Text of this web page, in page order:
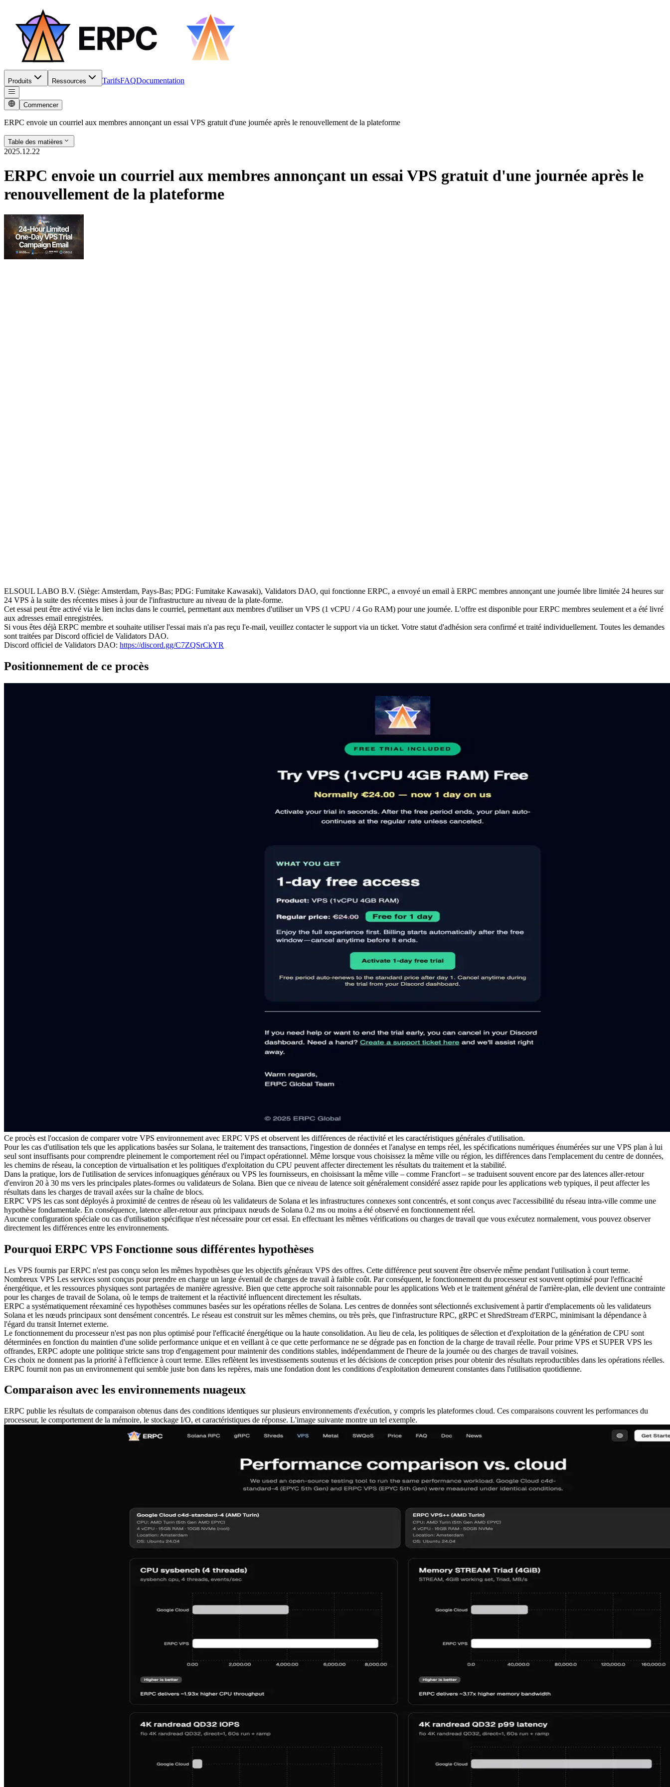
Produits Ressources TarifsFAQDocumentation
Commencer
ERPC envoie un courriel aux membres annonçant un essai VPS gratuit d'une journée après le renouvellement de la plateforme
Table des matières
2025.12.22
ERPC envoie un courriel aux membres annonçant un essai VPS gratuit d'une journée après le
renouvellement de la plateforme
ELSOUL LABO B.V. (Siège: Amsterdam, Pays-Bas; PDG: Fumitake Kawasaki), Validators DAO, qui fonctionne ERPC, a envoyé un email à ERPC membres annonçant une journée libre limitée 24 heures sur
24 VPS à la suite des récentes mises à jour de l'infrastructure au niveau de la plate-forme.
Cet essai peut être activé via le lien inclus dans le courriel, permettant aux membres d'utiliser un VPS (1 vCPU / 4 Go RAM) pour une journée. L'offre est disponible pour ERPC membres seulement et a été livré
aux adresses email enregistrées.
Si vous êtes déjà ERPC membre et souhaite utiliser l'essai mais n'a pas reçu l'e-mail, veuillez contacter le support via un ticket. Votre statut d'adhésion sera confirmé et traité individuellement. Toutes les demandes
sont traitées par Discord officiel de Validators DAO.
Discord officiel de Validators DAO: https://discord.gg/C7ZQSrCkYR
Positionnement de ce procès
Ce procès est l'occasion de comparer votre VPS environnement avec ERPC VPS et observent les différences de réactivité et les caractéristiques générales d'utilisation.
Pour les cas d'utilisation tels que les applications basées sur Solana, le traitement des transactions, l'ingestion de données et l'analyse en temps réel, les spécifications numériques énumérées sur une VPS plan à lui
seul sont insuffisants pour comprendre pleinement le comportement réel ou l'impact opérationnel. Même lorsque vous choisissez la même ville ou région, les différences dans l'emplacement du centre de données,
les chemins de réseau, la conception de virtualisation et les politiques d'exploitation du CPU peuvent affecter directement les résultats du traitement et la stabilité.
Dans la pratique, lors de l'utilisation de services infonuagiques généraux ou VPS les fournisseurs, en choisissant la même ville – comme Francfort – se traduisent souvent encore par des latences aller-retour
d'environ 20 à 30 ms vers les principales plates-formes ou validateurs de Solana. Bien que ce niveau de latence soit généralement considéré assez rapide pour les applications web typiques, il peut affecter les
résultats dans les charges de travail axées sur la chaîne de blocs.
ERPC VPS les cas sont déployés à proximité de centres de réseau où les validateurs de Solana et les infrastructures connexes sont concentrés, et sont conçus avec l'accessibilité du réseau intra-ville comme une
hypothèse fondamentale. En conséquence, latence aller-retour aux principaux nœuds de Solana 0.2 ms ou moins a été observé en fonctionnement réel.
Aucune configuration spéciale ou cas d'utilisation spécifique n'est nécessaire pour cet essai. En effectuant les mêmes vérifications ou charges de travail que vous exécutez normalement, vous pouvez observer
directement les différences entre les environnements.
Pourquoi ERPC VPS Fonctionne sous différentes hypothèses
Les VPS fournis par ERPC n'est pas conçu selon les mêmes hypothèses que les objectifs généraux VPS des offres. Cette différence peut souvent être observée même pendant l'utilisation à court terme.
Nombreux VPS Les services sont conçus pour prendre en charge un large éventail de charges de travail à faible coût. Par conséquent, le fonctionnement du processeur est souvent optimisé pour l'efficacité
énergétique, et les ressources physiques sont partagées de manière agressive. Bien que cette approche soit raisonnable pour les applications Web et le traitement général de l'arrière-plan, elle devient une contrainte
pour les charges de travail de Solana, où le temps de traitement et la réactivité influencent directement les résultats.
ERPC a systématiquement réexaminé ces hypothèses communes basées sur les opérations réelles de Solana. Les centres de données sont sélectionnés exclusivement à partir d'emplacements où les validateurs
Solana et les nœuds principaux sont densément concentrés. Le réseau est construit sur les mêmes chemins, ou très près, que l'infrastructure RPC, gRPC et ShredStream d'ERPC, minimisant la dépendance à
l'égard du transit Internet externe.
Le fonctionnement du processeur n'est pas non plus optimisé pour l'efficacité énergétique ou la haute consolidation. Au lieu de cela, les politiques de sélection et d'exploitation de la génération de CPU sont
déterminées en fonction du maintien d'une solide performance unique et en veillant à ce que cette performance ne se dégrade pas en fonction de la charge de travail réelle. Pour prime VPS et SUPER VPS les
offrandes, ERPC adopte une politique stricte sans trop d'engagement pour maintenir des conditions stables, indépendamment de l'heure de la journée ou des charges de travail voisines.
Ces choix ne donnent pas la priorité à l'efficience à court terme. Elles reflètent les investissements soutenus et les décisions de conception prises pour obtenir des résultats reproductibles dans les opérations réelles.
ERPC fournit non pas un environnement qui semble juste bon dans les repères, mais une fondation dont les conditions d'exploitation demeurent constantes dans l'utilisation quotidienne.
Comparaison avec les environnements nuageux
ERPC publie les résultats de comparaison obtenus dans des conditions identiques sur plusieurs environnements d'exécution, y compris les plateformes cloud. Ces comparaisons couvrent les performances du
processeur, le comportement de la mémoire, le stockage I/O, et caractéristiques de réponse. L'image suivante montre un tel exemple.